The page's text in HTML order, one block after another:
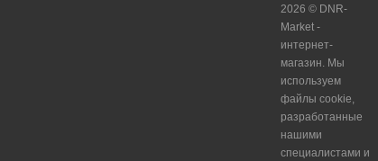
2026 © DNR-
Market -
интернет-
магазин. Мы
используем
файлы cookie,
разработанные
нашими
специалистами и